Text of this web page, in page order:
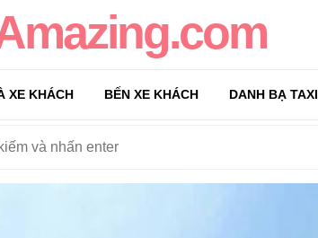
XE KHÁCH BẾN XE KHÁCH DANH BẠ TAXI